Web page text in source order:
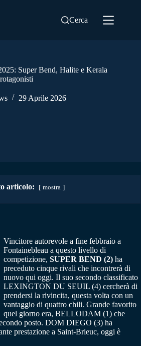
Cerca
Super Bend, Halite e Kerala
29 Aprile 2026
articolo: mostra
Vincitore autorevole a fine febbraio a
Fontainebleau a questo livello di
competizione, SUPER BEND (2) ha
preceduto cinque rivali che incontrerà di
nuovo qui oggi. Il suo secondo classificato
LEXINGTON DU SEUIL (4) cercherà di
prendersi la rivincita, questa volta con un
vantaggio di quattro chili. Grande favorito
quel giorno era, BELLODAM (1) che
posto. DOM DIEGO (3) ha
prestazione a Saint-Brieuc, oggi è